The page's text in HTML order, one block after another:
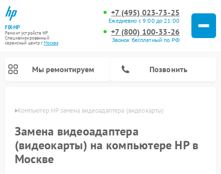
FIX-HP
Ремонт устройств HP
Специализированный
cервисный центр г.Москва
+7 (495) 023-73-25
Ежедневно с 9:00 до 21:00
+7 (800) 100-33-26
Звонок бесплатный по РФ
Мы ремонтируем Позвонить
Компьютер HP замена видеоадаптера (видеокарты)
Замена видеоадаптера
(видеокарты) на компьютере HP в
Москве